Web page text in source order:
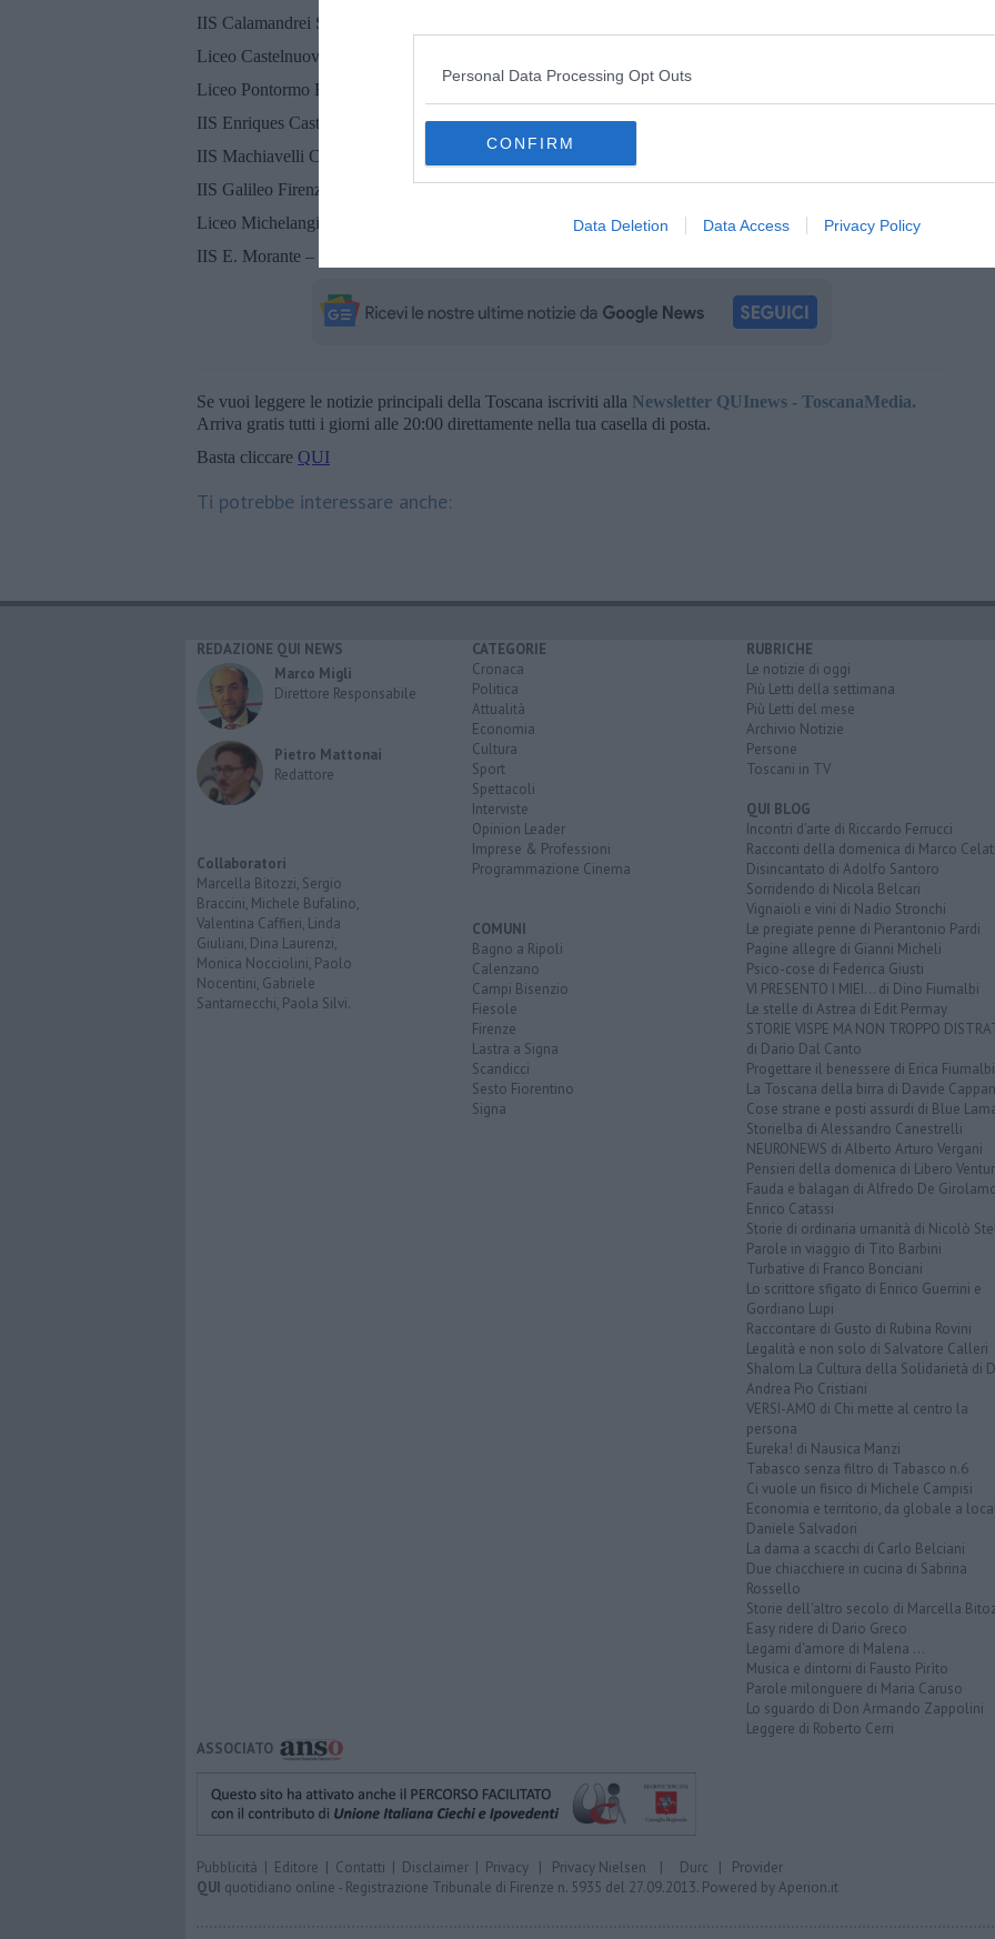
Personal Data Processing Opt Outs
CONFIRM
Data Deletion Data Access Privacy Policy
IIS Calamandrei Sesto Fiorentino – Ds Ramalli
Liceo Castelnuovo Firenze – Ds Delle Rose
Liceo Pontormo Empoli – Ds Palmisano
IIS Enriques Castelfiorentino – Ds Degl’Innocenti
IIS Machiavelli Capponi Firenze – Ds Bacci
IIS Galileo Firenze – Ds Giorni
Liceo Michelangiolo Firenze – Ds Tortora
IIS E. Morante – G. Conte Firenze – Ds Giannini
Se vuoi leggere le notizie principali della Toscana iscriviti alla Newsletter QUInews - ToscanaMedia.
Arriva gratis tutti i giorni alle 20:00 direttamente nella tua casella di posta.
Basta cliccare QUI
Ti potrebbe interessare anche:
REDAZIONE QUI NEWS
Marco Migli
Direttore Responsabile
Pietro Mattonai
Redattore
Collaboratori
Marcella Bitozzi, Sergio
Braccini, Michele Bufalino,
Valentina Caffieri, Linda
Giuliani, Dina Laurenzi,
Monica Nocciolini, Paolo
Nocentini, Gabriele
Santarnecchi, Paola Silvi.
CATEGORIE
Cronaca
Politica
Attualità
Economia
Cultura
Sport
Spettacoli
Interviste
Opinion Leader
Imprese & Professioni
Programmazione Cinema
COMUNI
Bagno a Ripoli
Calenzano
Campi Bisenzio
Fiesole
Firenze
Lastra a Signa
Scandicci
Sesto Fiorentino
Signa
RUBRICHE
Le notizie di oggi
Più Letti della settimana
Più Letti del mese
Archivio Notizie
Persone
Toscani in TV
QUI BLOG
Incontri d'arte di Riccardo Ferrucci
Racconti della domenica di Marco Celati
Disincantato di Adolfo Santoro
Sorridendo di Nicola Belcari
Vignaioli e vini di Nadio Stronchi
Le pregiate penne di Pierantonio Pardi
Pagine allegre di Gianni Micheli
Psico-cose di Federica Giusti
VI PRESENTO I MIEI... di Dino Fiumalbi
Le stelle di Astrea di Edit Permay
STORIE VISPE MA NON TROPPO
di Dario Dal Canto
Progettare il benessere di Erica Fiumalbi
La Toscana della birra di Davide
Cose strane e posti assurdi di Blue
Storielba di Alessandro Canestrelli
NEURONEWS di Alberto Arturo Vergani
Pensieri della domenica di Libero
Fauda e balagan di Alfredo De
Enrico Catassi
Storie di ordinaria umanità di Nicolò
Parole in viaggio di Tito Barbini
Turbative di Franco Bonciani
Lo scrittore sfigato di Enrico Guerrini e
Gordiano Lupi
Raccontare di Gusto di Rubina Rovini
Legalità e non solo di Salvatore Calleri
Shalom La Cultura della Solidarietà di
Andrea Pio Cristiani
VERSI-AMO di Chi mette al centro la
persona
Eureka! di Nausica Manzi
Tabasco senza filtro di Tabasco n.6
Ci vuole un fisico di Michele Campisi
Economia e territorio, da globale a
Daniele Salvadori
La dama a scacchi di Carlo Belciani
Due chiacchiere in cucina di Sabrina
Rossello
Storie dell'altro secolo di Marcella
Easy ridere di Dario Greco
Legami d'amore di Malena ...
Musica e dintorni di Fausto Pirìto
Parole milonguere di Maria Caruso
Lo sguardo di Don Armando Zappolini
Leggere di Roberto Cerri
ASSOCIATO
Pubblicità | Editore | Contatti | Disclaimer | Privacy | Privacy Nielsen | Durc | Provider
QUI quotidiano online - Registrazione Tribunale di Firenze n. 5935 del 27.09.2013. Powered byAperion.it